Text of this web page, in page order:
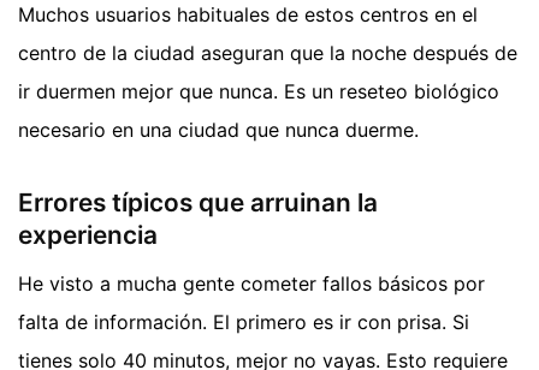
Muchos usuarios habituales de estos centros en el
centro de la ciudad aseguran que la noche después de
ir duermen mejor que nunca. Es un reseteo biológico
necesario en una ciudad que nunca duerme.
Errores típicos que arruinan la
experiencia
He visto a mucha gente cometer fallos básicos por
falta de información. El primero es ir con prisa. Si
tienes solo 40 minutos, mejor no vayas. Esto requiere